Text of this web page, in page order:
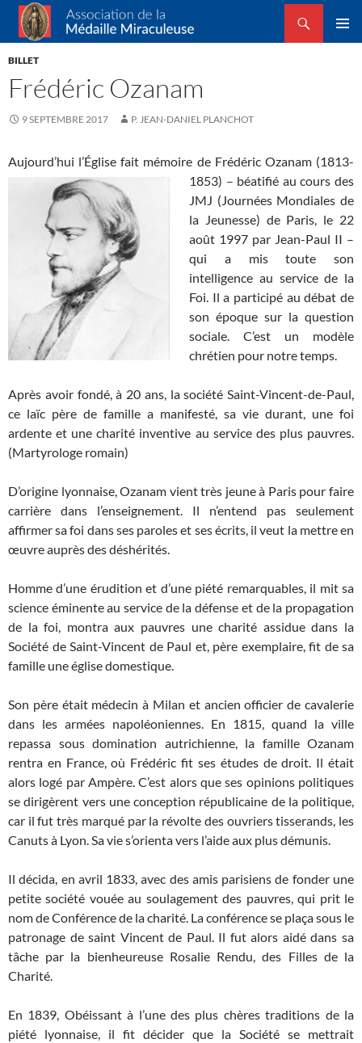
Association de la Médaille Miraculeuse
Recherche
ALLER
BILLET
Frédéric Ozanam
9 SEPTEMBRE 2017 P. JEAN-DANIEL PLANCHOT
Aujourd’hui l’Église fait mémoire de Frédéric Ozanam (1813-
1853) – béatifié au cours des
JMJ (Journées Mondiales de
la Jeunesse) de Paris, le 22
août 1997 par Jean-Paul II –
qui a mis toute son
intelligence au service de la
Foi. Il a participé au débat de
son époque sur la question
sociale. C’est un modèle
chrétien pour notre temps.
Après avoir fondé, à 20 ans, la société Saint-Vincent-de-Paul,
ce laïc père de famille a manifesté, sa vie durant, une foi
ardente et une charité inventive au service des plus pauvres.
(Martyrologe romain)
D’origine lyonnaise, Ozanam vient très jeune à Paris pour faire
carrière dans l’enseignement. Il n’entend pas seulement
affirmer sa foi dans ses paroles et ses écrits, il veut la mettre en
œuvre auprès des déshérités.
Homme d’une érudition et d’une piété remarquables, il mit sa
science éminente au service de la défense et de la propagation
de la foi, montra aux pauvres une charité assidue dans la
Société de Saint-Vincent de Paul et, père exemplaire, fit de sa
famille une église domestique.
Son père était médecin à Milan et ancien officier de cavalerie
dans les armées napoléoniennes. En 1815, quand la ville
repassa sous domination autrichienne, la famille Ozanam
rentra en France, où Frédéric fit ses études de droit. Il était
alors logé par Ampère. C’est alors que ses opinions politiques
se dirigèrent vers une conception républicaine de la politique,
car il fut très marqué par la révolte des ouvriers tisserands, les
Canuts à Lyon. Sa vie s’orienta vers l’aide aux plus démunis.
Il décida, en avril 1833, avec des amis parisiens de fonder une
petite société vouée au soulagement des pauvres, qui prit le
nom de Conférence de la charité. La conférence se plaça sous le
patronage de saint Vincent de Paul. Il fut alors aidé dans sa
tâche par la bienheureuse Rosalie Rendu, des Filles de la
Charité.
En 1839, Obéissant à l’une des plus chères traditions de la
piété lyonnaise, il fit décider que la Société se mettrait